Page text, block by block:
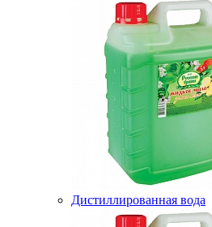
Дистиллированная вода